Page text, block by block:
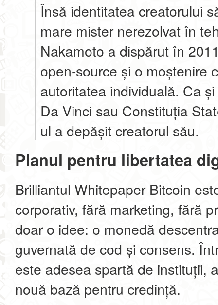
Însă identitatea creatorului
mare mister nerezolvat în
Nakamoto a dispărut în
open-source și o moștenire
autoritatea individuală. Ca
Da Vinci sau Constituția
ul a depășit creatorul său.
Planul pentru libertatea
Brilliantul Whitepaper Bitcoin
corporativ, fără marketing, fără
doar o idee: o monedă
guvernată de cod și consens.
este adesea spartă de instituții,
nouă bază pentru credință.